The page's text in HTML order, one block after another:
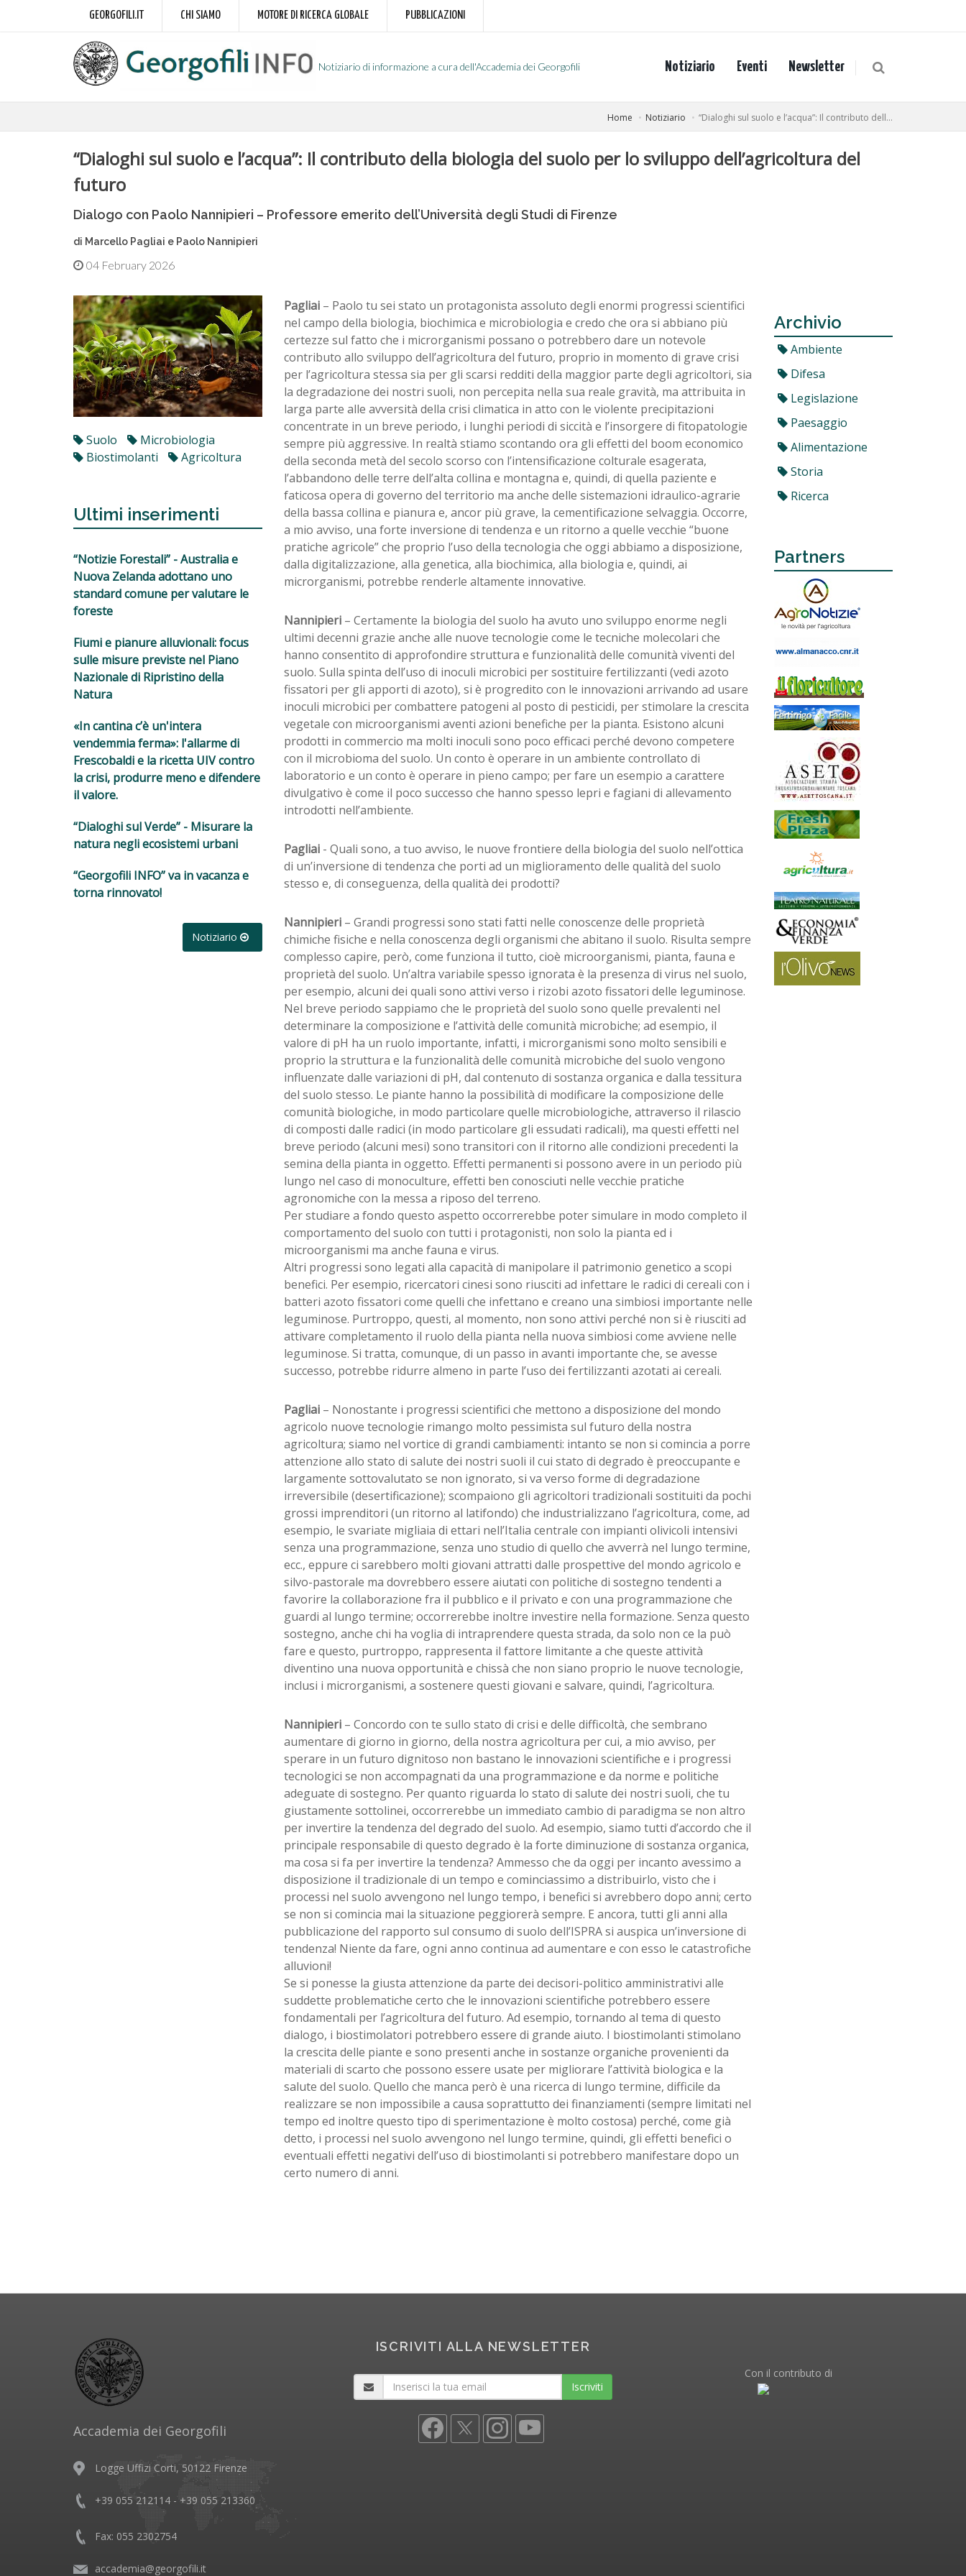
GEORGOFILI.IT CHI SIAMO MOTORE DI RICERCA GLOBALE PUBBLICAZIONI
Notiziario di informazione a cura dell'Accademia dei Georgofili Notiziario Eventi Newsletter
Home Notiziario “Dialoghi sul suolo e l’acqua”: Il contributo dell...
“Dialoghi sul suolo e l’acqua”: Il contributo della biologia del suolo per lo sviluppo dell’agricoltura del
futuro
Dialogo con Paolo Nannipieri – Professore emerito dell’Università degli Studi di Firenze
di Marcello Pagliai e Paolo Nannipieri
04 February 2026
Suolo
Microbiologia
Biostimolanti
Agricoltura
Ultimi inserimenti
“Notizie Forestali” - Australia e
Nuova Zelanda adottano uno
standard comune per valutare le
foreste
Fiumi e pianure alluvionali: focus
sulle misure previste nel Piano
Nazionale di Ripristino della
Natura
«In cantina c’è un'intera
vendemmia ferma»: l'allarme di
Frescobaldi e la ricetta UIV contro
la crisi, produrre meno e difendere
il valore.
“Dialoghi sul Verde” - Misurare la
natura negli ecosistemi urbani
“Georgofili INFO” va in vacanza e
torna rinnovato!
Notiziario
Pagliai – Paolo tu sei stato un protagonista assoluto degli enormi progressi scientifici
nel campo della biologia, biochimica e microbiologia e credo che ora si abbiano più
certezze sul fatto che i microrganismi possano o potrebbero dare un notevole
contributo allo sviluppo dell’agricoltura del futuro, proprio in momento di grave crisi
per l’agricoltura stessa sia per gli scarsi redditi della maggior parte degli agricoltori, sia
la degradazione dei nostri suoli, non percepita nella sua reale gravità, ma attribuita in
larga parte alle avversità della crisi climatica in atto con le violente precipitazioni
concentrate in un breve periodo, i lunghi periodi di siccità e l’insorgere di fitopatologie
sempre più aggressive. In realtà stiamo scontando ora gli effetti del boom economico
della seconda metà del secolo scorso con l’intensificazione colturale esagerata,
l’abbandono delle terre dell’alta collina e montagna e, quindi, di quella paziente e
faticosa opera di governo del territorio ma anche delle sistemazioni idraulico-agrarie
della bassa collina e pianura e, ancor più grave, la cementificazione selvaggia. Occorre,
a mio avviso, una forte inversione di tendenza e un ritorno a quelle vecchie “buone
pratiche agricole” che proprio l’uso della tecnologia che oggi abbiamo a disposizione,
dalla digitalizzazione, alla genetica, alla biochimica, alla biologia e, quindi, ai
microrganismi, potrebbe renderle altamente innovative.
Nannipieri – Certamente la biologia del suolo ha avuto uno sviluppo enorme negli
ultimi decenni grazie anche alle nuove tecnologie come le tecniche molecolari che
hanno consentito di approfondire struttura e funzionalità delle comunità viventi del
suolo. Sulla spinta dell’uso di inoculi microbici per sostituire fertilizzanti (vedi azoto
fissatori per gli apporti di azoto), si è progredito con le innovazioni arrivando ad usare
inoculi microbici per combattere patogeni al posto di pesticidi, per stimolare la crescita
vegetale con microorganismi aventi azioni benefiche per la pianta. Esistono alcuni
prodotti in commercio ma molti inoculi sono poco efficaci perché devono competere
con il microbioma del suolo. Un conto è operare in un ambiente controllato di
laboratorio e un conto è operare in pieno campo; per fare un esempio a carattere
divulgativo è come il poco successo che hanno spesso lepri e fagiani di allevamento
introdotti nell’ambiente.
Pagliai - Quali sono, a tuo avviso, le nuove frontiere della biologia del suolo nell’ottica
di un’inversione di tendenza che porti ad un miglioramento delle qualità del suolo
stesso e, di conseguenza, della qualità dei prodotti?
Nannipieri – Grandi progressi sono stati fatti nelle conoscenze delle proprietà
chimiche fisiche e nella conoscenza degli organismi che abitano il suolo. Risulta sempre
complesso capire, però, come funziona il tutto, cioè microorganismi, pianta, fauna e
proprietà del suolo. Un’altra variabile spesso ignorata è la presenza di virus nel suolo,
per esempio, alcuni dei quali sono attivi verso i rizobi azoto fissatori delle leguminose.
Nel breve periodo sappiamo che le proprietà del suolo sono quelle prevalenti nel
determinare la composizione e l’attività delle comunità microbiche; ad esempio, il
valore di pH ha un ruolo importante, infatti, i microrganismi sono molto sensibili e
proprio la struttura e la funzionalità delle comunità microbiche del suolo vengono
influenzate dalle variazioni di pH, dal contenuto di sostanza organica e dalla tessitura
del suolo stesso. Le piante hanno la possibilità di modificare la composizione delle
comunità biologiche, in modo particolare quelle microbiologiche, attraverso il rilascio
di composti dalle radici (in modo particolare gli essudati radicali), ma questi effetti nel
breve periodo (alcuni mesi) sono transitori con il ritorno alle condizioni precedenti la
semina della pianta in oggetto. Effetti permanenti si possono avere in un periodo più
lungo nel caso di monoculture, effetti ben conosciuti nelle vecchie pratiche
agronomiche con la messa a riposo del terreno.
Per studiare a fondo questo aspetto occorrerebbe poter simulare in modo completo il
comportamento del suolo con tutti i protagonisti, non solo la pianta ed i
microorganismi ma anche fauna e virus.
Altri progressi sono legati alla capacità di manipolare il patrimonio genetico a scopi
benefici. Per esempio, ricercatori cinesi sono riusciti ad infettare le radici di cereali con i
batteri azoto fissatori come quelli che infettano e creano una simbiosi importante nelle
leguminose. Purtroppo, questi, al momento, non sono attivi perché non si è riusciti ad
attivare completamento il ruolo della pianta nella nuova simbiosi come avviene nelle
leguminose. Si tratta, comunque, di un passo in avanti importante che, se avesse
successo, potrebbe ridurre almeno in parte l’uso dei fertilizzanti azotati ai cereali.
Pagliai – Nonostante i progressi scientifici che mettono a disposizione del mondo
agricolo nuove tecnologie rimango molto pessimista sul futuro della nostra
agricoltura; siamo nel vortice di grandi cambiamenti: intanto se non si comincia a porre
attenzione allo stato di salute dei nostri suoli il cui stato di degrado è preoccupante e
largamente sottovalutato se non ignorato, si va verso forme di degradazione
irreversibile (desertificazione); scompaiono gli agricoltori tradizionali sostituiti da pochi
grossi imprenditori (un ritorno al latifondo) che industrializzano l’agricoltura, come, ad
esempio, le svariate migliaia di ettari nell’Italia centrale con impianti olivicoli intensivi
senza una programmazione, senza uno studio di quello che avverrà nel lungo termine,
ecc., eppure ci sarebbero molti giovani attratti dalle prospettive del mondo agricolo e
silvo-pastorale ma dovrebbero essere aiutati con politiche di sostegno tendenti a
favorire la collaborazione fra il pubblico e il privato e con una programmazione che
guardi al lungo termine; occorrerebbe inoltre investire nella formazione. Senza questo
sostegno, anche chi ha voglia di intraprendere questa strada, da solo non ce la può
fare e questo, purtroppo, rappresenta il fattore limitante a che queste attività
diventino una nuova opportunità e chissà che non siano proprio le nuove tecnologie,
inclusi i microrganismi, a sostenere questi giovani e salvare, quindi, l’agricoltura.
Nannipieri– Concordo con te sullo stato di crisi e delle difficoltà, che sembrano
aumentare di giorno in giorno, della nostra agricoltura per cui, a mio avviso, per
sperare in un futuro dignitoso non bastano le innovazioni scientifiche e i progressi
tecnologici se non accompagnati da una programmazione e da norme e politiche
adeguate di sostegno. Per quanto riguarda lo stato di salute dei nostri suoli, che tu
giustamente sottolinei, occorrerebbe un immediato cambio di paradigma se non altro
per invertire la tendenza del degrado del suolo. Ad esempio, siamo tutti d’accordo che il
principale responsabile di questo degrado è la forte diminuzione di sostanza organica,
ma cosa si fa per invertire la tendenza? Ammesso che da oggi per incanto avessimo a
disposizione il tradizionale di un tempo e cominciassimo a distribuirlo, visto che i
processi nel suolo avvengono nel lungo tempo, i benefici si avrebbero dopo anni; certo
se non si comincia mai la situazione peggiorerà sempre. E ancora, tutti gli anni alla
pubblicazione del rapporto sul consumo di suolo dell’ISPRA si auspica un’inversione di
tendenza! Niente da fare, ogni anno continua ad aumentare e con esso le catastrofiche
alluvioni!
Se si ponesse la giusta attenzione da parte dei decisori-politico amministrativi alle
suddette problematiche certo che le innovazioni scientifiche potrebbero essere
fondamentali per l’agricoltura del futuro. Ad esempio, tornando al tema di questo
dialogo, i biostimolatori potrebbero essere di grande aiuto. I biostimolanti stimolano
la crescita delle piante e sono presenti anche in sostanze organiche provenienti da
materiali di scarto che possono essere usate per migliorare l’attività biologica e la
salute del suolo. Quello che manca però è una ricerca di lungo termine, difficile da
realizzare se non impossibile a causa soprattutto dei finanziamenti (sempre limitati nel
tempo ed inoltre questo tipo di sperimentazione è molto costosa) perché, come già
detto, i processi nel suolo avvengono nel lungo termine, quindi, gli effetti benefici o
eventuali effetti negativi dell’uso di biostimolanti si potrebbero manifestare dopo un
certo numero di anni.
Archivio
Ambiente
Difesa
Legislazione
Paesaggio
Alimentazione
Storia
Ricerca
Partners
Accademia dei Georgofili
Logge Uffizi Corti, 50122 Firenze
+39 055 212114 - +39 055 213360
Fax: 055 2302754
accademia@georgofili.it
ISCRIVITI ALLA NEWSLETTER
Iscriviti
Con il contributo di